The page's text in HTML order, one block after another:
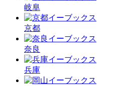
岐阜
京都
奈良
兵庫